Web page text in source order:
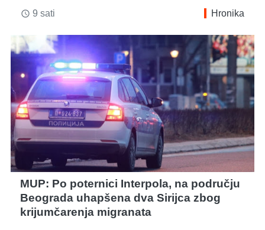
access_time 9 sati Hronika
MUP: Po poternici Interpola, na području
Beograda uhapšena dva Sirijca zbog
krijumčarenja migranata